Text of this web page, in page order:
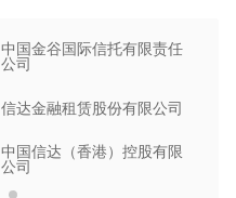
中国金谷国际信托有限责任
公司
信达金融租赁股份有限公司
中国信达（香港）控股有限
公司